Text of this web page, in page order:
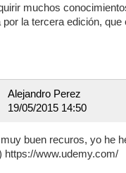
muchos
la tercera edición, que
Alejandro Perez
19/05/2015 14:50
buen recuros, yo he
https://www.udemy.com/